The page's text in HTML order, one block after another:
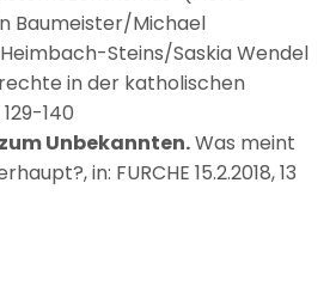
Baumeister/Michael
Steins/Saskia Wendel
in der katholischen
140
Unbekannten.Was meint
in: FURCHE 15.2.2018, 13